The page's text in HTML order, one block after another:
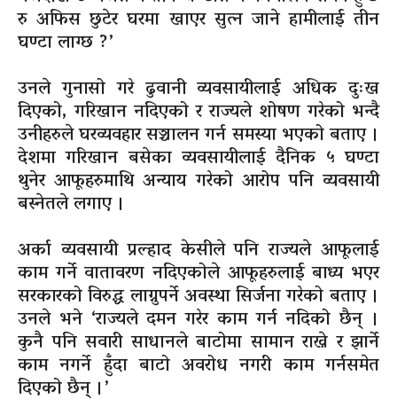
रु अफिस छुटेर घरमा खाएर सुत्न जाने हामीलाई तीन
घण्टा लाग्छ ?’
उनले गुनासो गरे ढुवानी व्यवसायीलाई अधिक दुःख
दिएको, गरिखान नदिएको र राज्यले शोषण गरेको भन्दै
उनीहरुले घरव्यवहार सञ्चालन गर्न समस्या भएको बताए ।
देशमा गरिखान बसेका व्यवसायीलाई दैनिक ५ घण्टा
थुनेर आफूहरुमाथि अन्याय गरेको आरोप पनि व्यवसायी
बस्नेतले लगाए ।
अर्का व्यवसायी प्रल्हाद केसीले पनि राज्यले आफूलाई
काम गर्ने वातावरण नदिएकोले आफूहरुलाई बाध्य भएर
सरकारको विरुद्ध लाग्नुपर्ने अवस्था सिर्जना गरेको बताए ।
उनले भने ‘राज्यले दमन गरेर काम गर्न नदिको छैन् ।
कुनै पनि सवारी साधानले बाटोमा सामान राख्ने र झार्ने
काम नगर्ने हुँदा बाटो अवरोध नगरी काम गर्नसमेत
दिएको छैन् ।’